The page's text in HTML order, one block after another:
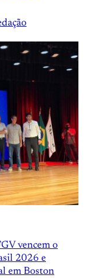
vencem o
2026 e
em Boston